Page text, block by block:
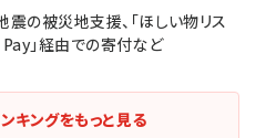
の被災地支援、「ほしい物リス
Pay」経由での寄付など
キングをもっと見る